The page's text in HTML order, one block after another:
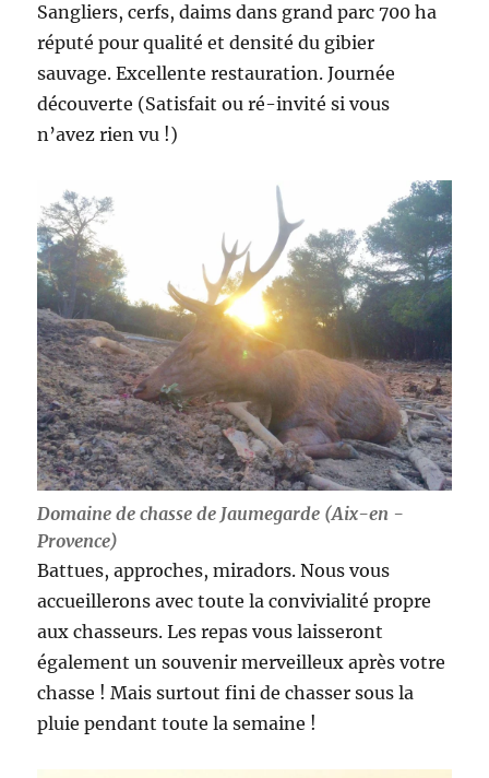
Sangliers, cerfs, daims dans grand parc 700 ha
réputé pour qualité et densité du gibier
sauvage. Excellente restauration. Journée
découverte (Satisfait ou ré-invité si vous
n’avez rien vu !)
Domaine de chasse de Jaumegarde (Aix-en -
Provence)
Battues, approches, miradors. Nous vous
accueillerons avec toute la convivialité propre
aux chasseurs. Les repas vous laisseront
également un souvenir merveilleux après votre
chasse ! Mais surtout fini de chasser sous la
pluie pendant toute la semaine !